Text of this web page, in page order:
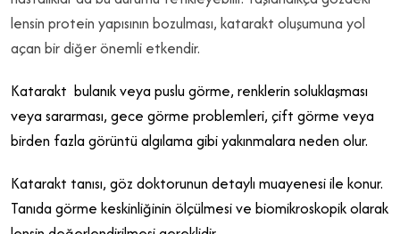
lensin protein yapısının bozulması, katarakt oluşumuna yol
açan bir diğer önemli etkendir.
Katarakt bulanık veya puslu görme, renklerin soluklaşması
veya sararması, gece görme problemleri, çift görme veya
birden fazla görüntü algılama gibi yakınmalara neden olur.
Katarakt tanısı, göz doktorunun detaylı muayenesi ile konur.
Tanıda görme keskinliğinin ölçülmesi ve biomikroskopik olarak